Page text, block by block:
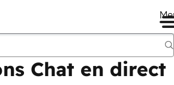
Chat en direct